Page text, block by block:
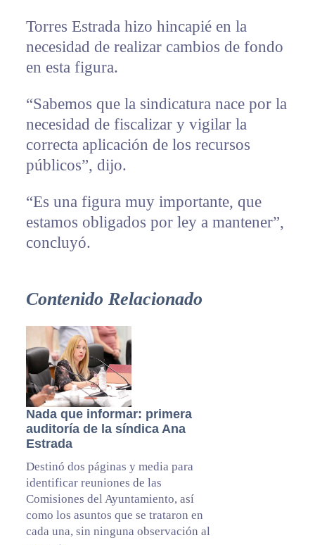
Torres Estrada hizo hincapié en la
necesidad de realizar cambios de fondo
en esta figura.
“Sabemos que la sindicatura nace por la
necesidad de fiscalizar y vigilar la
correcta aplicación de los recursos
públicos”, dijo.
“Es una figura muy importante, que
estamos obligados por ley a mantener”,
concluyó.
Contenido Relacionado
Nada que informar: primera
auditoría de la síndica Ana
Estrada
Destinó dos páginas y media para
identificar reuniones de las
Comisiones del Ayuntamiento, así
como los asuntos que se trataron en
cada una, sin ninguna observación al